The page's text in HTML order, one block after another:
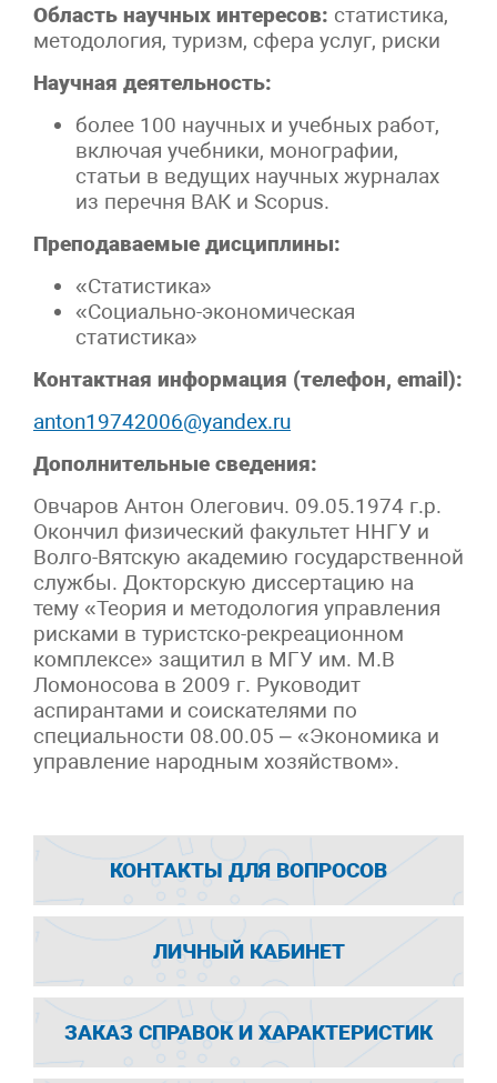
Область научных интересов: статистика,
методология, туризм, сфера услуг, риски
Научная деятельность:
более 100 научных и учебных работ,
включая учебники, монографии,
статьи в ведущих научных журналах
из перечня ВАК и Scopus.
Преподаваемые дисциплины:
«Статистика»
«Социально-экономическая
статистика»
Контактная информация (телефон, email):
anton19742006@yandex.ru
Дополнительные сведения:
Овчаров Антон Олегович. 09.05.1974 г.р.
Окончил физический факультет ННГУ и
Волго-Вятскую академию государственной
службы. Докторскую диссертацию на
тему «Теория и методология управления
рисками в туристско-рекреационном
комплексе» защитил в МГУ им. М.В
Ломоносова в 2009 г. Руководит
аспирантами и соискателями по
специальности 08.00.05 – «Экономика и
управление народным хозяйством».
КОНТАКТЫ ДЛЯ ВОПРОСОВ
ЛИЧНЫЙ КАБИНЕТ
ЗАКАЗ СПРАВОК И ХАРАКТЕРИСТИК